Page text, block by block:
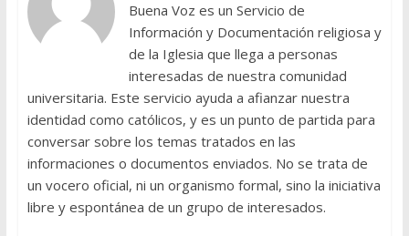
Buena Voz es un Servicio de
Información y Documentación religiosa y
de la Iglesia que llega a personas
interesadas de nuestra comunidad
universitaria. Este servicio ayuda a afianzar nuestra
identidad como católicos, y es un punto de partida para
conversar sobre los temas tratados en las
informaciones o documentos enviados. No se trata de
un vocero oficial, ni un organismo formal, sino la iniciativa
libre y espontánea de un grupo de interesados.